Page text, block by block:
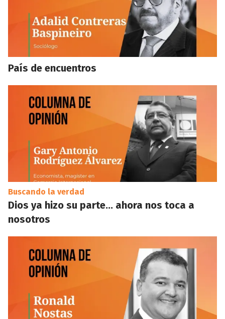
País de encuentros
Buscando la verdad
Dios ya hizo su parte… ahora nos toca a
nosotros